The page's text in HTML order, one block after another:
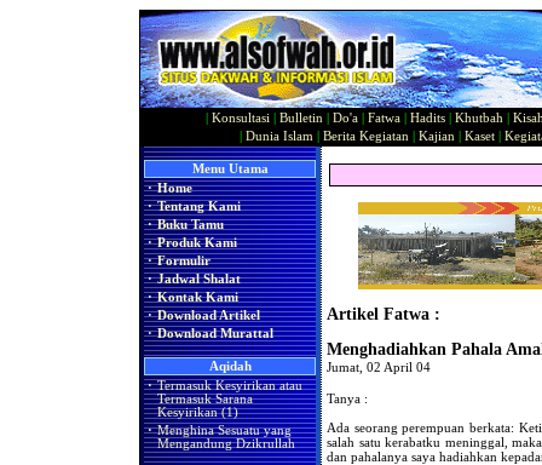
Konsultasi Bulletin Do'a Fatwa Hadits Khutbah
Dunia Islam Berita Kegiatan Kajian Kaset|
Menu Utama
· Home
· Tentang Kami
· Buku Tamu
· Produk Kami
· Formulir
· Jadwal Shalat
· Kontak Kami
· Download Artikel
· Download Murattal
Aqidah
· Termasuk Kesyirikan atau
Termasuk Sarana
Kesyirikan (1)
· Menghina Sesuatu yang
Mengandung Dzikrullah
Artikel Fatwa :
Menghadiahkan Pahala
Jumat, 02 April 04
Tanya :
Ada seorang perempuan berkata:
salah satu kerabatku meninggal,
dan pahalanya saya hadiahkan